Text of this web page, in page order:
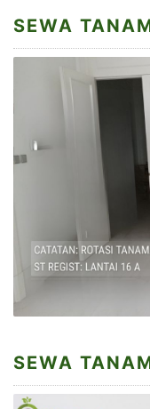
SEWA
SEWA